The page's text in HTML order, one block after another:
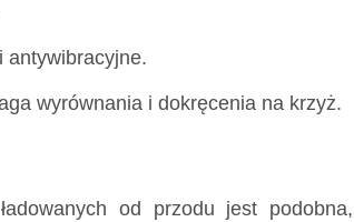
antywibracyjne.
wyrównania i dokręcenia na krzyż.
od przodu jest podobna,